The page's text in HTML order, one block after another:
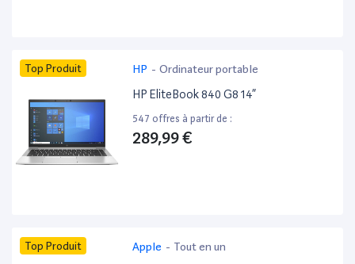
Top Produit HP - Ordinateur portable
HP EliteBook 840 G8 14”
547 offres à partir de :
289,99 €
Top Produit Apple - Tout en un